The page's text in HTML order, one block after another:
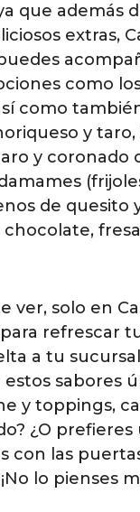
que además
extras,
como
como
y
y coronado
de quesito
ver, solo en
refrescar
a tu
estos
y toppings,
¿O prefieres
con las
lo pienses